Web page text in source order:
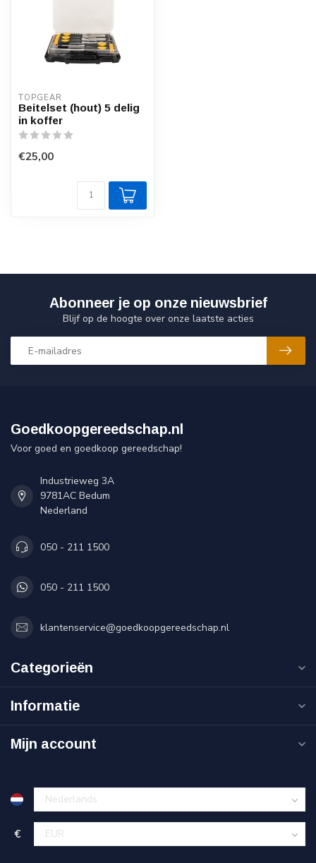
TOPGEAR
Beitelset (hout) 5 delig
in koffer
€25,00
Abonneer je op onze nieuwsbrief
Blijf op de hoogte over onze laatste acties
Goedkoopgereedschap.nl
Voor goed en goedkoop gereedschap!
Industrieweg 3A
9781AC Bedum
Nederland
050 - 211 1500
050 - 211 1500
klantenservice@goedkoopgereedschap.nl
Categorieën
Informatie
Mijn account
€